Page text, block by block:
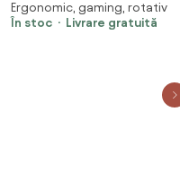
cm
Ergonomic, gaming, rotativ
În stoc
Livrare gratuită